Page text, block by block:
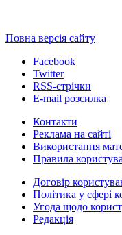
Повна версія сайту
Facebook
Twitter
RSS-стрічки
E-mail розсилка
Контакти
Реклама на сайті
Використання
Правила
Договір
Політика у сфері
Угода щодо
Редакція